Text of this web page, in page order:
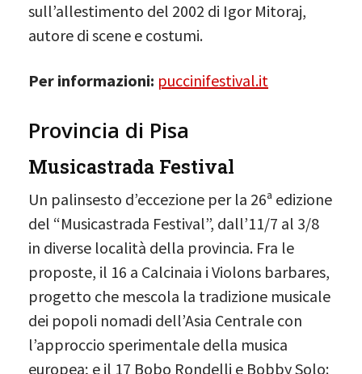
sull’allestimento del 2002 di Igor Mitoraj,
autore di scene e costumi.
Per informazioni: puccinifestival.it
Provincia di Pisa
Musicastrada Festival
Un palinsesto d’eccezione per la 26ª edizione
del “Musicastrada Festival”, dall’11/7 al 3/8
in diverse località della provincia. Fra le
proposte, il 16 a Calcinaia i Violons barbares,
progetto che mescola la tradizione musicale
dei popoli nomadi dell’Asia Centrale con
l’approccio sperimentale della musica
europea; e il 17 Bobo Rondelli e Bobby Solo: